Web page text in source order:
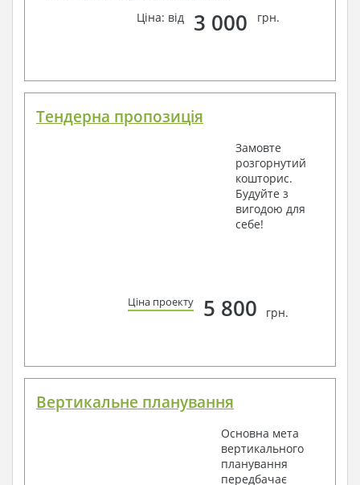
Ціна: від
3 000 грн.
Тендерна пропозиція
Замовте
розгорнутий
кошторис.
Будуйте з
вигодою для
себе!
Ціна проекту 5 800 грн.
Вертикальне планування
Основна мета
вертикального
планування
передбачає